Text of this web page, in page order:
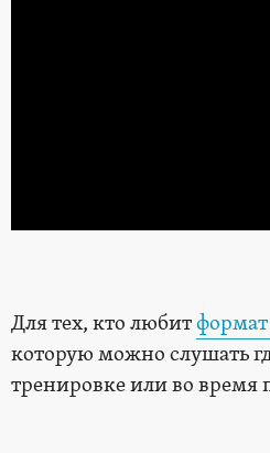
Для тех, кто любитформат
которую можно слушать
тренировке или во время